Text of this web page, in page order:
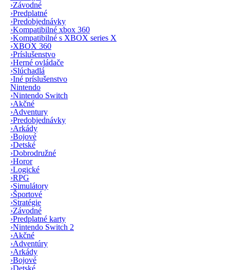
›Závodné
›Predplatné
›Predobjednávky
›Kompatibilné xbox 360
›Kompatibilné s XBOX series X
›XBOX 360
›Príslušenstvo
›Herné ovládače
›Slúchadlá
›Iné príslušenstvo
Nintendo
›Nintendo Switch
›Akčné
›Adventury
›Predobjednávky
›Arkády
›Bojové
›Detské
›Dobrodružné
›Horor
›Logické
›RPG
›Simulátory
›Športové
›Stratégie
›Závodné
›Predplatné karty
›Nintendo Switch 2
›Akčné
›Adventúry
›Arkády
›Bojové
›Detské